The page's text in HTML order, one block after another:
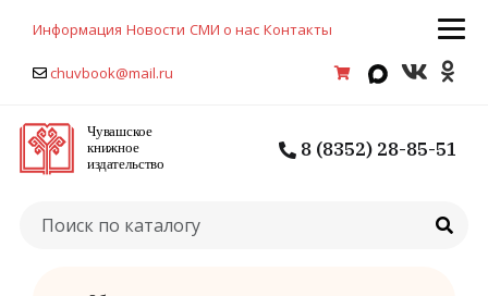
Информация Новости СМИ о нас Контакты
chuvbook@mail.ru
8 (8352) 28-85-51